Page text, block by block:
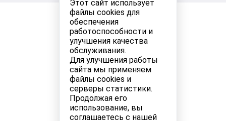
Этот сайт использует
файлы cookies для
обеспечения
работоспособности и
улучшения качества
обслуживания.
Для улучшения работы
сайта мы применяем
файлы cookies и
серверы статистики.
Продолжая его
использование, вы
соглашаетесь с нашей